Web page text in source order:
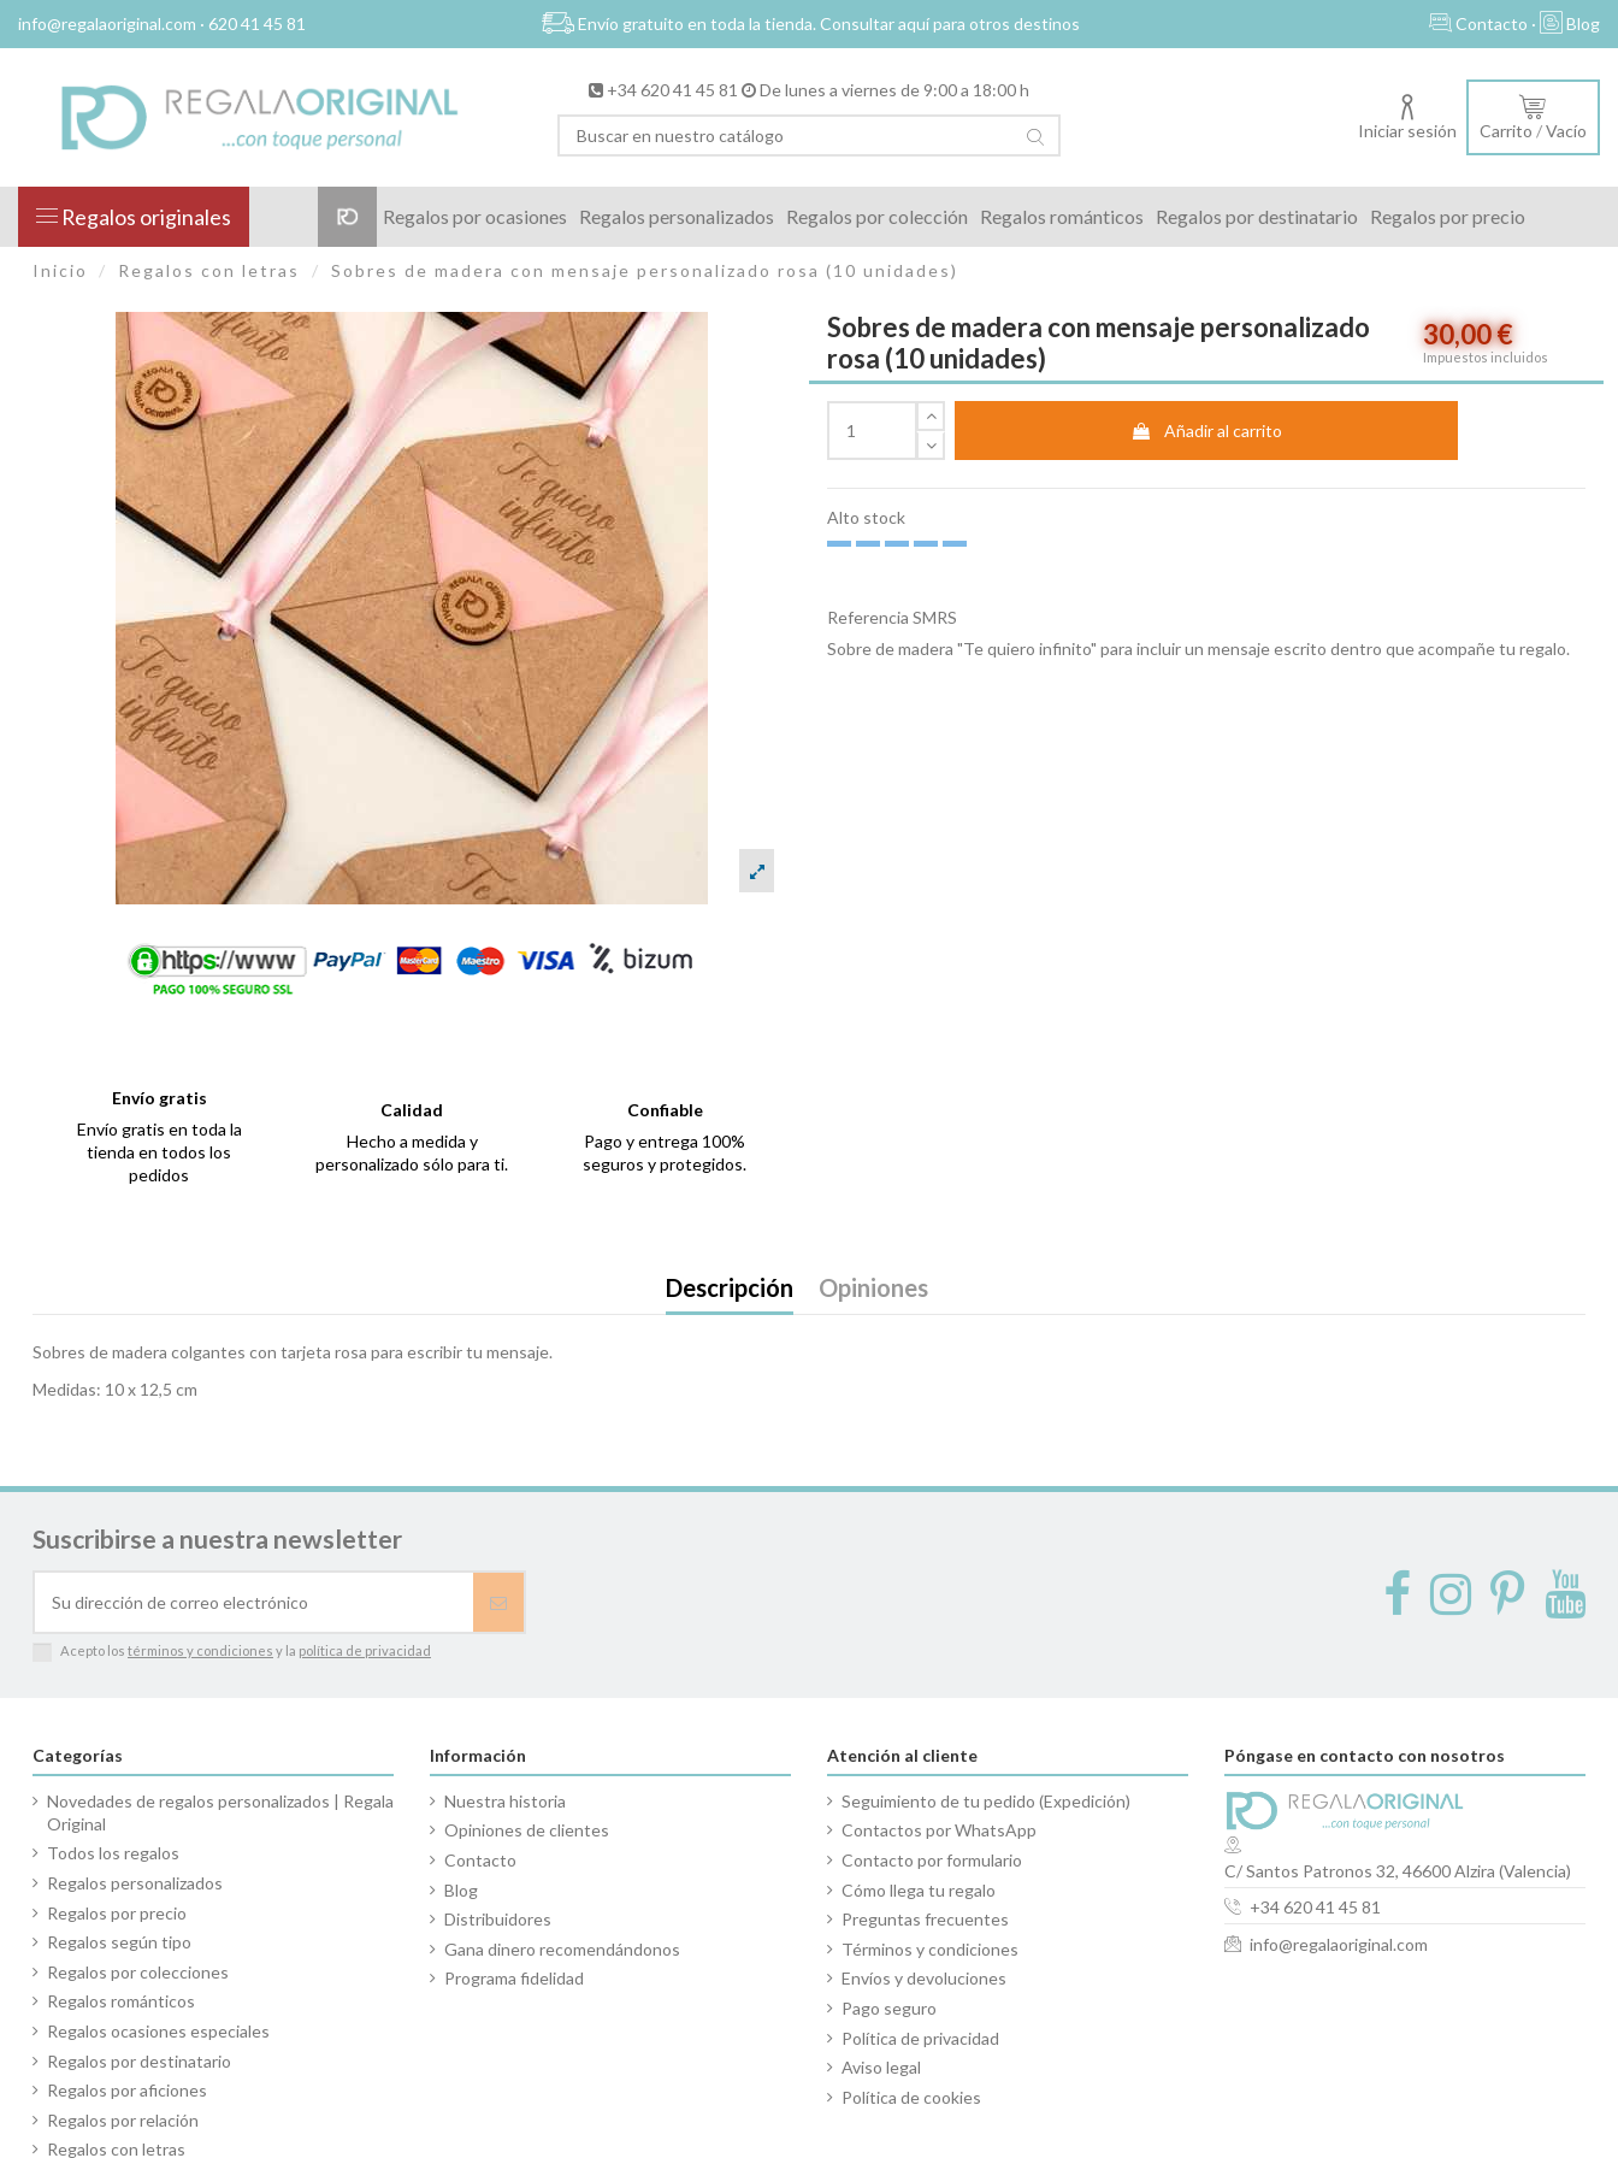
info@regalaoriginal.com · 620 41 45 81 Envío gratuito en toda la tienda. Consultar aquí para otros destinos Contacto · Blog
+34 620 41 45 81 De lunes a viernes de 9:00 a 18:00 h
Iniciar sesión Carrito /Vacío
Regalos originales Regalos por ocasiones Regalos personalizados Regalos por colección Regalos románticos Regalos por destinatario Regalos por precio
Inicio Regalos con letras Sobres de madera con mensaje personalizado rosa (10 unidades)
Envío gratis
Envío gratis en toda la
tienda en todos los
pedidos
Calidad
Hecho a medida y
personalizado sólo para ti.
Confiable
Pago y entrega 100%
seguros y protegidos.
Sobres de madera con mensaje personalizado
rosa (10 unidades)
30,00 €
Impuestos incluidos
Añadir al carrito
Alto stock
Referencia SMRS
Sobre de madera "Te quiero infinito" para incluir un mensaje escrito dentro que acompañe tu regalo.
Descripción Opiniones
Sobres de madera colgantes con tarjeta rosa para escribir tu mensaje.
Medidas: 10 x 12,5 cm
Suscribirse a nuestra newsletter
Acepto los términos y condiciones y la política de privacidad
Categorías
Novedades de regalos personalizados | Regala
Original
Todos los regalos
Regalos personalizados
Regalos por precio
Regalos según tipo
Regalos por colecciones
Regalos románticos
Regalos ocasiones especiales
Regalos por destinatario
Regalos por aficiones
Regalos por relación
Regalos con letras
Información
Nuestra historia
Opiniones de clientes
Contacto
Blog
Distribuidores
Gana dinero recomendándonos
Programa fidelidad
Atención al cliente
Seguimiento de tu pedido (Expedición)
Contactos por WhatsApp
Contacto por formulario
Cómo llega tu regalo
Preguntas frecuentes
Términos y condiciones
Envíos y devoluciones
Pago seguro
Política de privacidad
Aviso legal
Política de cookies
Póngase en contacto con nosotros
C/ Santos Patronos 32, 46600 Alzira (Valencia)
+34 620 41 45 81
info@regalaoriginal.com